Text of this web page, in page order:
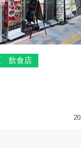
飲食店